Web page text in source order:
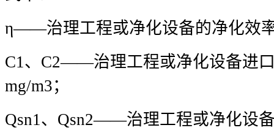
η——治理工程或净化设备的净化效
C1、C2——治理工程或净化设备进
mg/m3；
Qsn1、Qsn2——治理工程或净化设